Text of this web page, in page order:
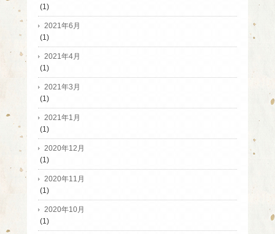
(1)
2021年6月
(1)
2021年4月
(1)
2021年3月
(1)
2021年1月
(1)
2020年12月
(1)
2020年11月
(1)
2020年10月
(1)